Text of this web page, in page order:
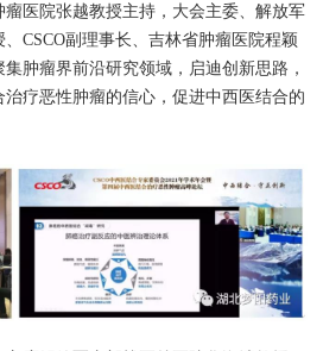
医院张越教授主持，大会主委、解放军
CSCO副理事长、吉林省肿瘤医院程颖
肿瘤界前沿研究领域，启迪创新思路，
疗恶性肿瘤的信心，促进中西医结合的